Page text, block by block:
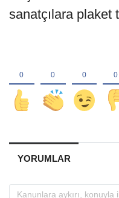
sanatçılara plaket
YORUMLAR